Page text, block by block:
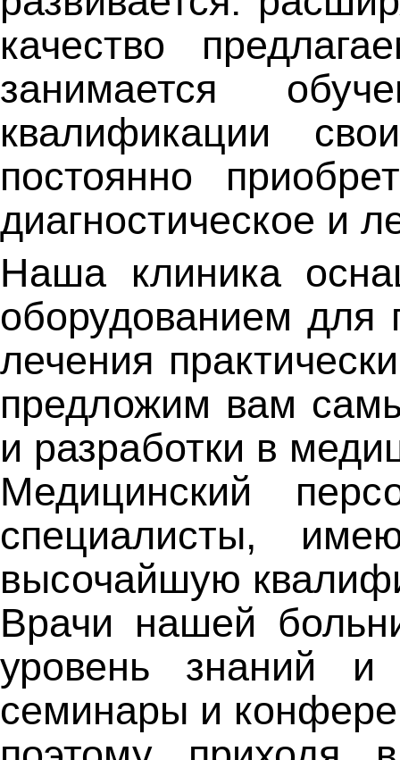
качество
занимается
квалификации
постоянно
диагностическое и
Наша клиника
оборудованием для
лечения
предложим вам
и разработки в
Медицинский
специалисты,
высочайшую
Врачи нашей
уровень знаний и
семинары и